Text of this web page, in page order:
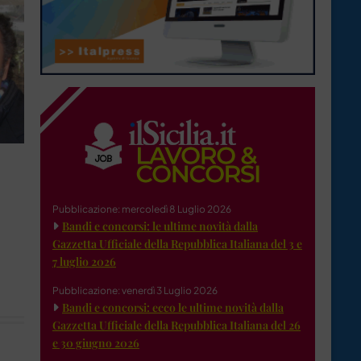
Pubblicazione: mercoledì 8 Luglio 2026
Bandi e concorsi: le ultime novità dalla
Gazzetta Ufficiale della Repubblica Italiana del 3 e
7 luglio 2026
Pubblicazione: venerdì 3 Luglio 2026
Bandi e concorsi: ecco le ultime novità dalla
Gazzetta Ufficiale della Repubblica Italiana del 26
e 30 giugno 2026